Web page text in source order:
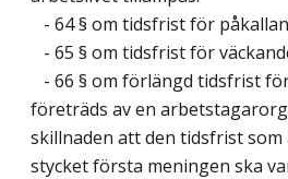
- 64 § om tidsfrist för
- 65 § om tidsfrist för
- 66 § om förlängd tidsfrist
företräds av en
skillnaden att den tidsfrist som
stycket första meningen ska